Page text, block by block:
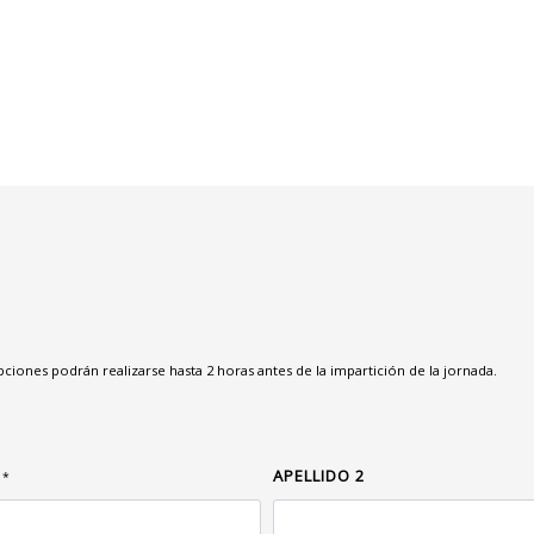
podrán realizarse hasta 2 horas antes de la impartición de la jornada.
* APELLIDO 2